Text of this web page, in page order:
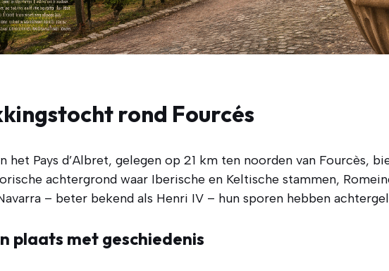
rond Fourcés
het Pays d’Albret, gelegen op 21 km ten noorden van Fourcès,
achtergrond waar Iberische en Keltische stammen,
– beter bekend als Henri IV – hun sporen hebben
plaats met geschiedenis